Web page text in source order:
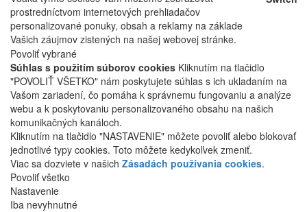
prostredníctvom internetových prehliadačov
personalizované ponuky, obsah a reklamy na základe
Vašich záujmov zistených na našej webovej stránke.
Povoliť vybrané
Súhlas s použitím súborov cookies Kliknutím na tlačidlo
"POVOLIŤ VŠETKO" nám poskytujete súhlas s ich ukladaním na
Vašom zariadení, čo pomáha k správnemu fungovaniu a analýze
webu a k poskytovaniu personalizovaného obsahu na našich
komunikačných kanáloch.
Kliknutím na tlačidlo "NASTAVENIE" môžete povoliť alebo blokovať
jednotlivé typy cookies. Toto môžete kedykoľvek zmeniť.
Viac sa dozviete v našich Zásadách používania cookies.
Povoliť všetko
Nastavenie
Iba nevyhnutné